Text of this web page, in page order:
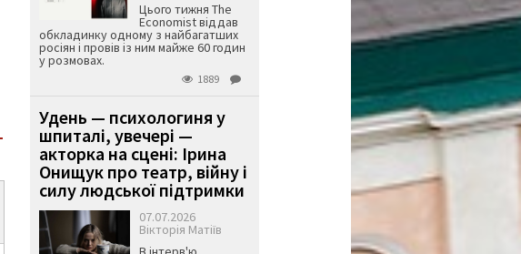
Цього тижня The
Economist віддав
обкладинку одному з найбагатших
росіян і провів із ним майже 60 годин
у розмовах.
1889
Удень — психологиня у
шпиталі, увечері —
акторка на сцені: Ірина
Онищук про театр, війну і
силу людської підтримки
07.07.2026
Вікторія Матіїв